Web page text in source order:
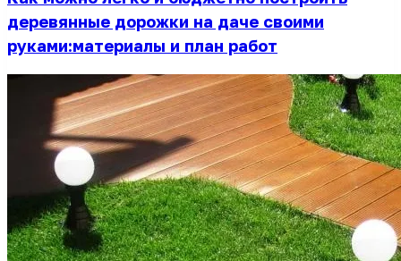
деревянные дорожки на даче своими
руками:материалы и план работ